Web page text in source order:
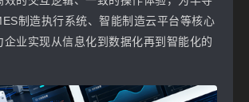
制造执行系统、智能制造云平台等核心
企业实现从信息化到数据化再到智能化的